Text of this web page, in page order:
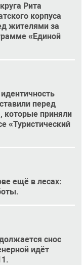
Рита
корпуса
жителями за
«Единой
перед
которые приняли
«Туристический
ещё в лесах:
снос
идёт